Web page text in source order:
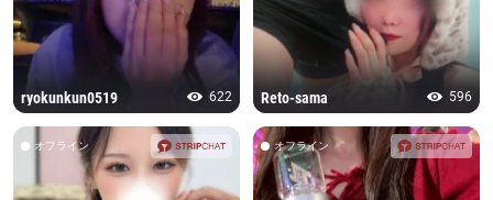
622
ryokunkun0519 596
Reto-sama
オフライン オフライン